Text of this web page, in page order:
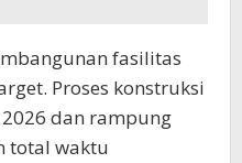
fasilitas
Proses konstruksi
dan rampung
total waktu